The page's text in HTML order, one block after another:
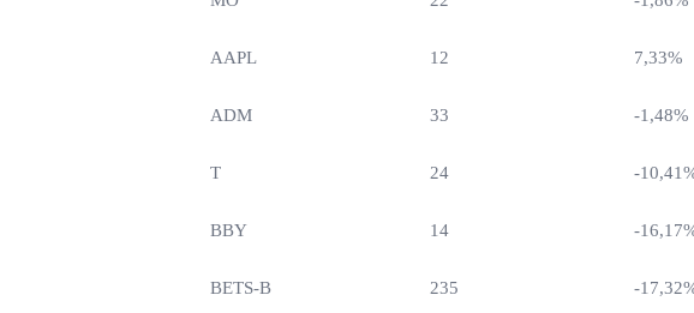
AAPL 12 7,33%
ADM 33 -1,48%
T 24 -
BBY 14 -
BETS-B 235 -